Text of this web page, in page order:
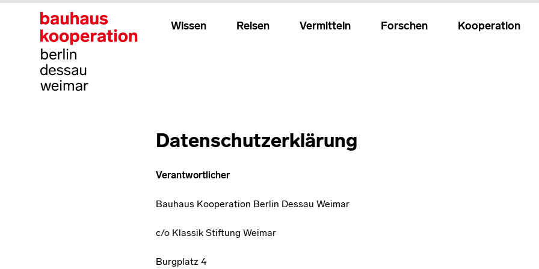
Wissen Reisen Vermitteln Forschen Kooperation
Datenschutzerklärung
Verantwortlicher
Bauhaus Kooperation Berlin Dessau Weimar
c/o Klassik Stiftung Weimar
Burgplatz 4